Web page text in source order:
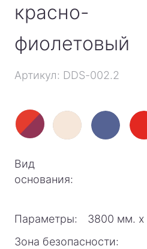
красно-
фиолетовый
Артикул: DDS-002.2
Вид
основания:
Параметры: 3800 мм. х
Зона безопасности: